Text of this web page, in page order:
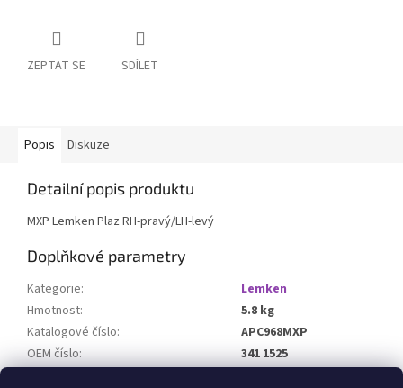
ZEPTAT SE SDÍLET
Popis Diskuze
Detailní popis produktu
MXP Lemken Plaz RH-pravý/LH-levý
Doplňkové parametry
Kategorie:
Lemken
Hmotnost:
5.8 kg
Katalogové číslo:
APC968MXP
OEM číslo:
341 1525